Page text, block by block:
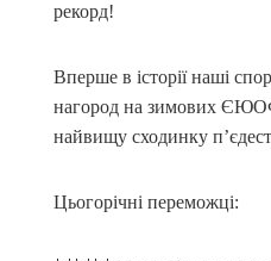
рекорд!
Вперше в історії наші
нагород на зимових
найвищу сходинку
Цьогорічні переможці: